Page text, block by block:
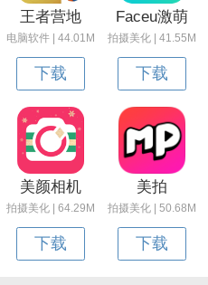
王者营地
电脑软件 | 44.01M
下载
Faceu激萌
拍摄美化 | 41.55M
下载
美颜相机
拍摄美化 | 64.29M
下载
美拍
拍摄美化 | 50.68M
下载